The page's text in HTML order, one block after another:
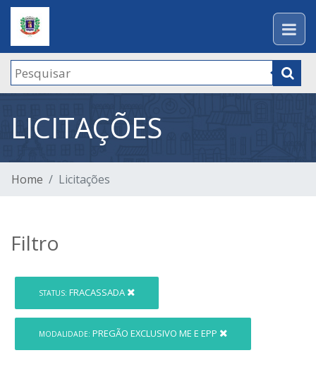
LICITAÇÕES
Home Licitações
Filtro
STATUS: FRACASSADA
MODALIDADE: PREGÃO EXCLUSIVO ME E EPP